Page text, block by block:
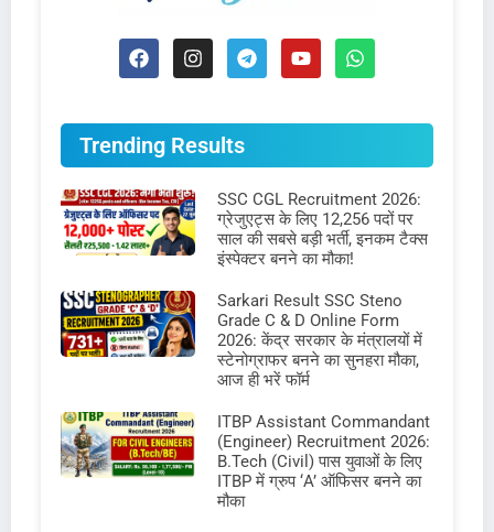
Trending Results
SSC CGL Recruitment 2026:
ग्रेजुएट्स के लिए 12,256 पदों पर
साल की सबसे बड़ी भर्ती, इनकम टैक्स
इंस्पेक्टर बनने का मौका!
Sarkari Result SSC Steno
Grade C & D Online Form
2026: केंद्र सरकार के मंत्रालयों में
स्टेनोग्राफर बनने का सुनहरा मौका,
आज ही भरें फॉर्म
ITBP Assistant Commandant
(Engineer) Recruitment 2026:
B.Tech (Civil) पास युवाओं के लिए
ITBP में ग्रुप ‘A’ ऑफिसर बनने का
मौका